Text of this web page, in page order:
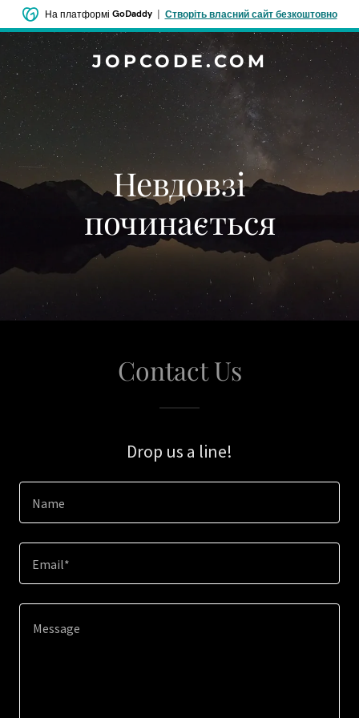
На платформі GoDaddy| Створіть власний сайт безкоштовно
JOPCODE.COM
Невдовзі
починається
Contact Us
Drop us a line!
Name
Email*